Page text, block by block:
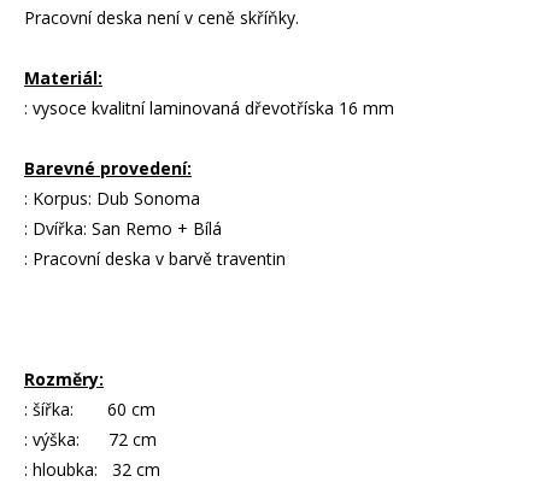
Pracovní deska není v ceně skříňky.
Materiál:
: vysoce kvalitní laminovaná dřevotříska 16 mm
Barevné provedení:
: Korpus: Dub Sonoma
: Dvířka: San Remo + Bílá
: Pracovní deska v barvě traventin
Rozměry:
: šířka: 60 cm
: výška: 72 cm
: hloubka: 32 cm